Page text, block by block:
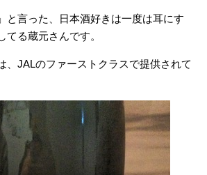
と言った、日本酒好きは一度は耳にす
てる蔵元さんです。
、JALのファーストクラスで提供されて